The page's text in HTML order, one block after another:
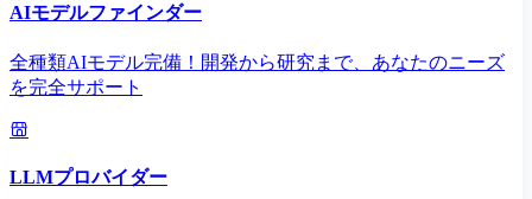
AIモデルファインダー
全種類AIモデル完備！開発から研究まで、あなたのニーズ
を完全サポート
LLMプロバイダー